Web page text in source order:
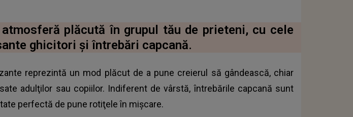
plăcută în grupul tău de prieteni, cu cele
ghicitori şi întrebări capcană.
reprezintă un mod plăcut de a pune creierul să gândească, chiar
adulţilor sau copiilor. Indiferent de vârstă, întrebările capcană sunt
perfectă de pune rotiţele în mişcare.